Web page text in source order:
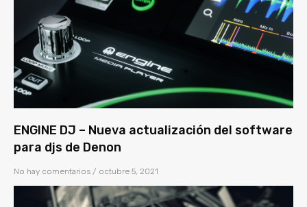
ENGINE DJ – Nueva actualización del software
para djs de Denon
No hay comentarios octubre 5, 2021